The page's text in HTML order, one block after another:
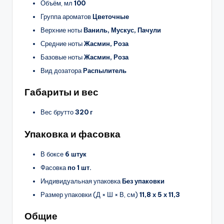
Объём, мл 100
Группа ароматовЦветочные
Верхние нотыВаниль, Мускус, Пачули
Средние нотыЖасмин, Роза
Базовые нотыЖасмин, Роза
Вид дозатораРаспылитель
Габариты и вес
Вес брутто320 г
Упаковка и фасовка
В боксе 6 штук
Фасовкапо 1 шт.
Индивидуальная упаковкаБез упаковки
Размер упаковки (Д × Ш × В, см) 11,8 х 5 х 11,3
Общие